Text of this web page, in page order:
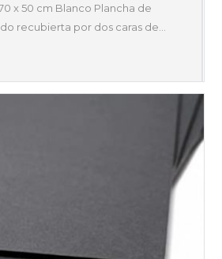
x 50 cm Blanco Plancha de
recubierta por dos caras de…